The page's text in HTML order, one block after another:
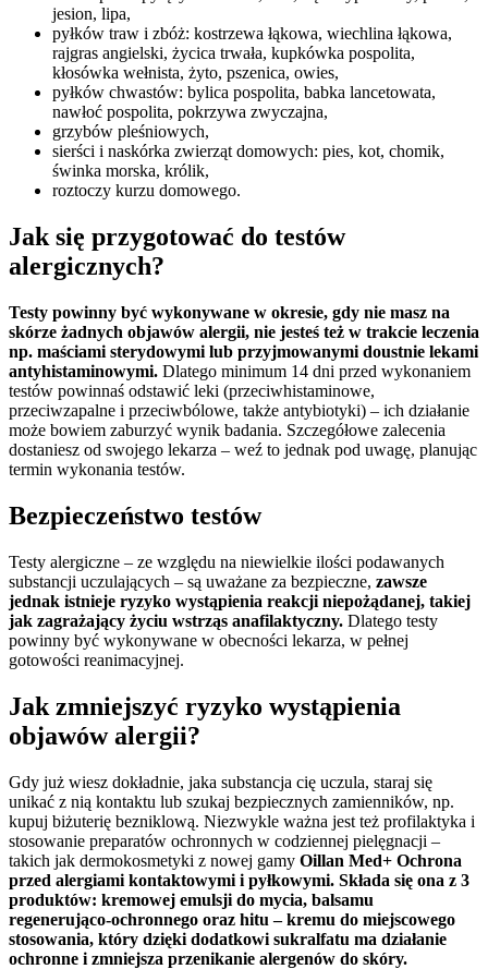
jesion, lipa,
pyłków traw i zbóż: kostrzewa łąkowa, wiechlina łąkowa,
rajgras angielski, życica trwała, kupkówka pospolita,
kłosówka wełnista, żyto, pszenica, owies,
pyłków chwastów: bylica pospolita, babka lancetowata,
nawłoć pospolita, pokrzywa zwyczajna,
grzybów pleśniowych,
sierści i naskórka zwierząt domowych: pies, kot, chomik,
świnka morska, królik,
roztoczy kurzu domowego.
Jak się przygotować do testów
alergicznych?
Testy powinny być wykonywane w okresie, gdy nie masz na
skórze żadnych objawów alergii, nie jesteś też w trakcie leczenia
np. maściami sterydowymi lub przyjmowanymi doustnie lekami
antyhistaminowymi. Dlatego minimum 14 dni przed wykonaniem
testów powinnaś odstawić leki (przeciwhistaminowe,
przeciwzapalne i przeciwbólowe, także antybiotyki) – ich działanie
może bowiem zaburzyć wynik badania. Szczegółowe zalecenia
dostaniesz od swojego lekarza – weź to jednak pod uwagę, planując
termin wykonania testów.
Bezpieczeństwo testów
Testy alergiczne – ze względu na niewielkie ilości podawanych
substancji uczulających – są uważane za bezpieczne, zawsze
jednak istnieje ryzyko wystąpienia reakcji niepożądanej, takiej
jak zagrażający życiu wstrząs anafilaktyczny. Dlatego testy
powinny być wykonywane w obecności lekarza, w pełnej
gotowości reanimacyjnej.
Jak zmniejszyć ryzyko wystąpienia
objawów alergii?
Gdy już wiesz dokładnie, jaka substancja cię uczula, staraj się
unikać z nią kontaktu lub szukaj bezpiecznych zamienników, np.
kupuj biżuterię bezniklową. Niezwykle ważna jest też profilaktyka i
stosowanie preparatów ochronnych w codziennej pielęgnacji –
takich jak dermokosmetyki z nowej gamy Oillan Med+ Ochrona
przed alergiami kontaktowymi i pyłkowymi. Składa się ona z 3
produktów: kremowej emulsji do mycia, balsamu
regenerująco-ochronnego oraz hitu – kremu do miejscowego
stosowania, który dzięki dodatkowi sukralfatu ma działanie
ochronne i zmniejsza przenikanie alergenów do skóry.